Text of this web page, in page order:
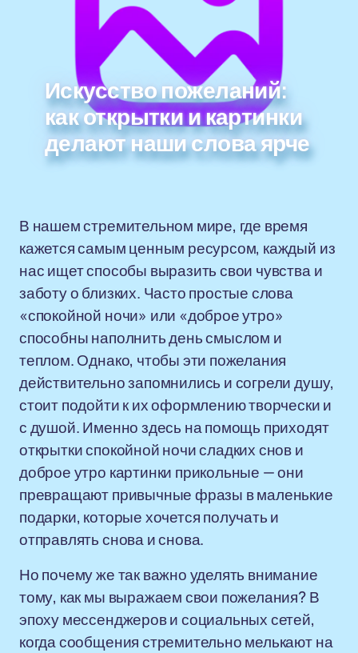
Искусство пожеланий:
как открытки и картинки
делают наши слова ярче
В нашем стремительном мире, где время
кажется самым ценным ресурсом, каждый из
нас ищет способы выразить свои чувства и
заботу о близких. Часто простые слова
«спокойной ночи» или «доброе утро»
способны наполнить день смыслом и
теплом. Однако, чтобы эти пожелания
действительно запомнились и согрели душу,
стоит подойти к их оформлению творчески и
с душой. Именно здесь на помощь приходят
открытки спокойной ночи сладких снов и
доброе утро картинки прикольные — они
превращают привычные фразы в маленькие
подарки, которые хочется получать и
отправлять снова и снова.
Но почему же так важно уделять внимание
тому, как мы выражаем свои пожелания? В
эпоху мессенджеров и социальных сетей,
когда сообщения стремительно мелькают на